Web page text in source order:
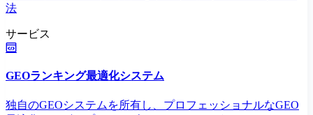
法
サービス
GEOランキング最適化システム
独自のGEOシステムを所有し、プロフェッショナルなGEO